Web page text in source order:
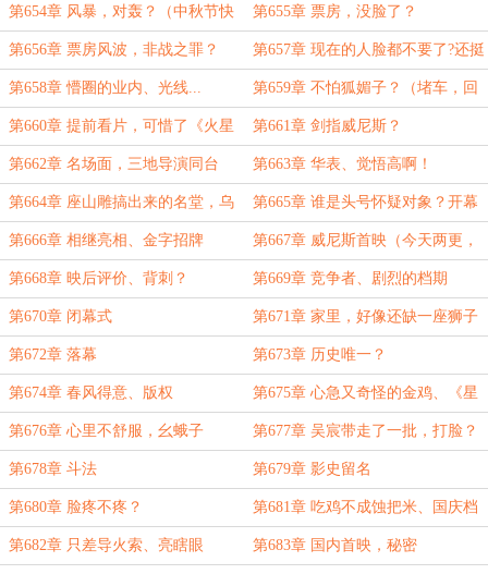
第654章 风暴，对轰？（中秋节快
乐！）
第655章 票房，没脸了？
第656章 票房风波，非战之罪？ 第657章 现在的人脸都不要了?还挺
有义气！
第658章 懵圈的业内、光线... 第659章 不怕狐媚子？（堵车，回
来太累了，实在码不动，两更...）
第660章 提前看片，可惜了《火星
救援》...
第661章 剑指威尼斯？
第662章 名场面，三地导演同台 第663章 华表、觉悟高啊！
第664章 座山雕搞出来的名堂，乌
烟瘴气！启程
第665章 谁是头号怀疑对象？开幕
式，齐聚
第666章 相继亮相、金字招牌 第667章 威尼斯首映（今天两更，
卡文卡的厉害）
第668章 映后评价、背刺？ 第669章 竞争者、剧烈的档期
第670章 闭幕式 第671章 家里，好像还缺一座狮子
第672章 落幕 第673章 历史唯一？
第674章 春风得意、版权 第675章 心急又奇怪的金鸡、《星
际穿越》预告片...
第676章 心里不舒服，幺蛾子 第677章 吴宸带走了一批，打脸？
第678章 斗法 第679章 影史留名
第680章 脸疼不疼？ 第681章 吃鸡不成蚀把米、国庆档
宣发
第682章 只差导火索、亮瞎眼 第683章 国内首映，秘密